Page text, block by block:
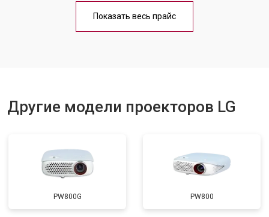
Показать весь прайс
Другие модели проекторов LG
PW800G PW800